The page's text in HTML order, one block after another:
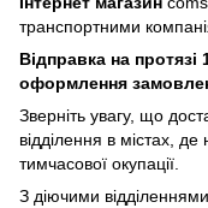
транспортними
Відправка на
оформлення
Зверніть увагу, що
відділення в містах,
тимчасової окупації.
З діючими